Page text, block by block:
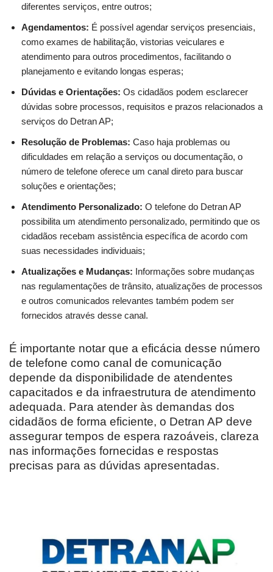
diferentes serviços, entre outros;
Agendamentos: É possível agendar serviços presenciais,
como exames de habilitação, vistorias veiculares e
atendimento para outros procedimentos, facilitando o
planejamento e evitando longas esperas;
Dúvidas e Orientações: Os cidadãos podem esclarecer
dúvidas sobre processos, requisitos e prazos relacionados a
serviços do Detran AP;
Resolução de Problemas: Caso haja problemas ou
dificuldades em relação a serviços ou documentação, o
número de telefone oferece um canal direto para buscar
soluções e orientações;
Atendimento Personalizado: O telefone do Detran AP
possibilita um atendimento personalizado, permitindo que os
cidadãos recebam assistência específica de acordo com
suas necessidades individuais;
Atualizações e Mudanças: Informações sobre mudanças
nas regulamentações de trânsito, atualizações de processos
e outros comunicados relevantes também podem ser
fornecidos através desse canal.
É importante notar que a eficácia desse número
de telefone como canal de comunicação
depende da disponibilidade de atendentes
capacitados e da infraestrutura de atendimento
adequada. Para atender às demandas dos
cidadãos de forma eficiente, o Detran AP deve
assegurar tempos de espera razoáveis, clareza
nas informações fornecidas e respostas
precisas para as dúvidas apresentadas.